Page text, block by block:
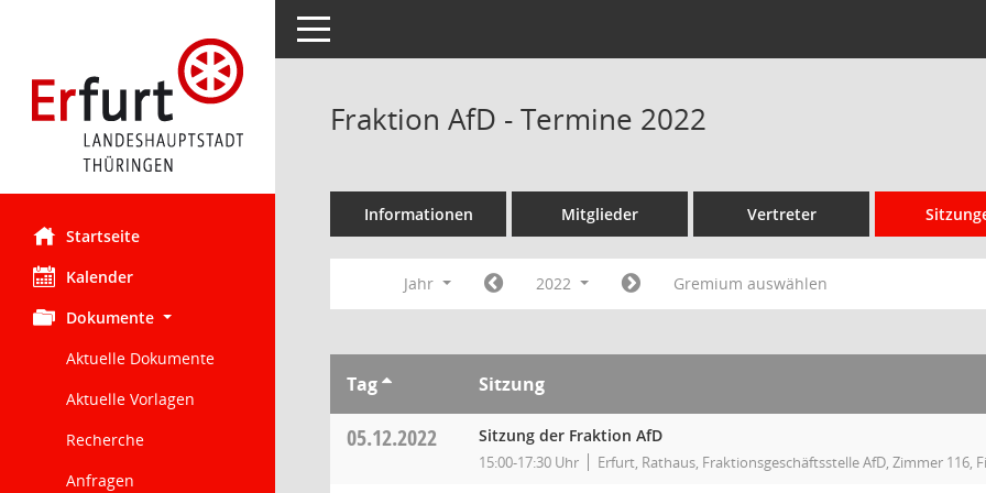
Startseite
Kalender
Dokumente
Aktuelle Dokumente
Aktuelle Vorlagen
Recherche
Anfragen
Toggle navigation
Fraktion AfD - Termine 2022
Informationen Mitglieder Vertreter
Jahr 2022 Gremium auswählen
Tag Sitzung
05.12.2022 Sitzung der Fraktion AfD
15:00-17:30 Uhr Erfurt, Rathaus, Fraktionsgeschäftsstelle AfD, Zimmer 116,